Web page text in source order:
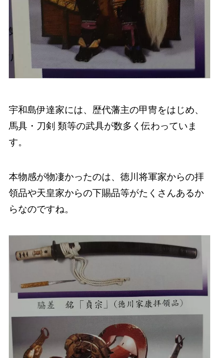
宇和島伊達家には、歴代藩主の甲冑をはじめ、
馬具・刀剣 類等の武具が数多く伝わっていま
す。
本物感が物凄かったのは、徳川将軍家からの拝
領品や天皇家からの下賜品等がたくさんあるか
らなのですね。